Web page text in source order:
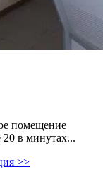
помещение
в минутах...
>>